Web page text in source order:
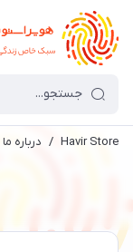
Havir Store
/ درباره ما